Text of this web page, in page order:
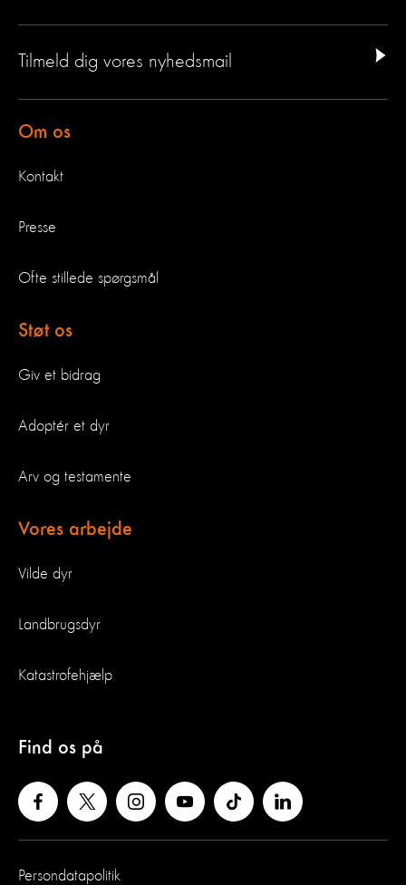
Tilmeld dig vores nyhedsmail
Om os
Kontakt
Presse
Ofte stillede spørgsmål
Støt os
Giv et bidrag
Adoptér et dyr
Arv og testamente
Vores arbejde
Vilde dyr
Landbrugsdyr
Katastrofehjælp
Find os på
Persondatapolitik